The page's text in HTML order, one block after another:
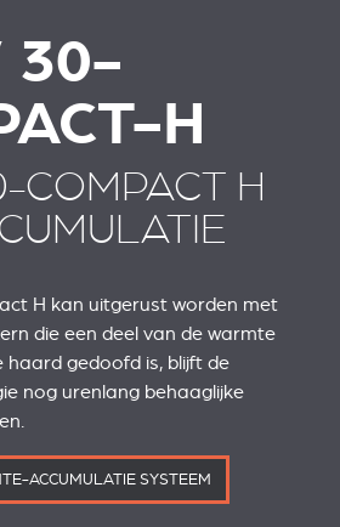
30-
H
COMPACT H
H kan uitgerust worden met
die een deel van de warmte
gedoofd is, blijft de
nog urenlang behaaglijke
ACCUMULATIE SYSTEEM